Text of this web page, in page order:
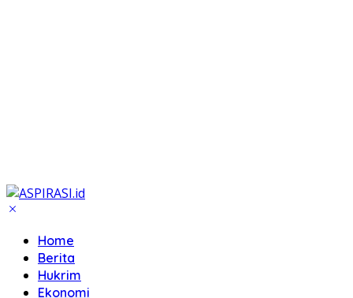
Home
Berita
Hukrim
Ekonomi